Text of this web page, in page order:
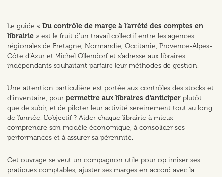
Le guide « Du contrôle de marge à l’arrêté des comptes en
librairie » est le fruit d’un travail collectif entre les agences
régionales de Bretagne, Normandie, Occitanie, Provence-Alpes-
Côte d’Azur et Michel Ollendorf et s’adresse aux libraires
indépendants souhaitant parfaire leur méthodes de gestion.
Une attention particulière est portée aux contrôles des stocks et
d’inventaire, pour permettre aux libraires d’anticiper plutôt
que de subir, et de piloter leur activité sereinement tout au long
de l’année. L’objectif ? Aider chaque librairie à mieux
comprendre son modèle économique, à consolider ses
performances et à assurer sa pérennité.
Cet ouvrage se veut un compagnon utile pour optimiser ses
pratiques comptables, ajuster ses marges en accord avec la